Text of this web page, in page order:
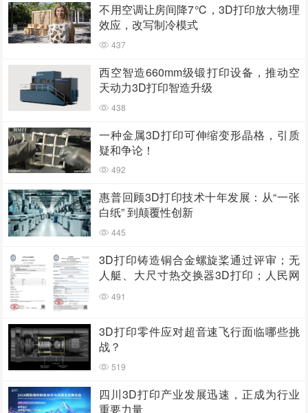
不用空调让房间降7℃，3D打印放大物理
效应，改写制冷模式
437
西空智造660mm级锻打印设备，推动空
天动力3D打印智造升级
438
一种金属3D打印可伸缩变形晶格，引质
疑和争论！
492
惠普回顾3D打印技术十年发展：从“一张
白纸” 到颠覆性创新
445
3D打印铸造铜合金螺旋桨通过评审；无
人艇、大尺寸热交换器3D打印；人民网
报道两家3D打印企业
491
3D打印零件应对超音速飞行面临哪些挑
战？
519
四川3D打印产业发展迅速，正成为行业
重要力量